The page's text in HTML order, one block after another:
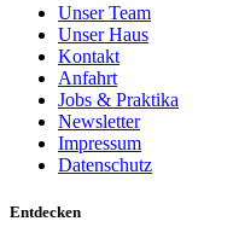
Unser Team
Unser Haus
Kontakt
Anfahrt
Jobs & Praktika
Newsletter
Impressum
Datenschutz
Entdecken